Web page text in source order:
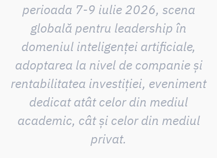
perioada 7-9 iulie 2026, scena
globală pentru leadership în
domeniul inteligenței artificiale,
adoptarea la nivel de companie și
rentabilitatea investiției, eveniment
dedicat atât celor din mediul
academic, cât și celor din mediul
privat.